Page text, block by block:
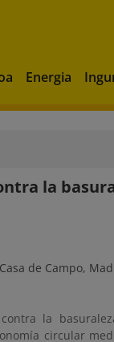
Energia
la
de Campo,
la
circular